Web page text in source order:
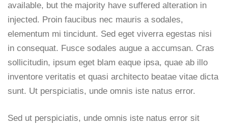
available, but the majority have suffered alteration in
injected. Proin faucibus nec mauris a sodales,
elementum mi tincidunt. Sed eget viverra egestas nisi
in consequat. Fusce sodales augue a accumsan. Cras
sollicitudin, ipsum eget blam eaque ipsa, quae ab illo
inventore veritatis et quasi architecto beatae vitae dicta
sunt. Ut perspiciatis, unde omnis iste natus error.
Sed ut perspiciatis, unde omnis iste natus error sit